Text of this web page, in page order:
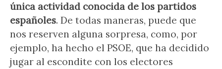
única actividad conocida de los partidos
españoles. De todas maneras, puede que
nos reserven alguna sorpresa, como, por
ejemplo, ha hecho el PSOE, que ha decidido
jugar al escondite con los electores